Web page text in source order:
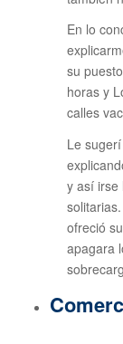
En lo
su
horas y
calles
Le
y así irse
ofreció
apagara